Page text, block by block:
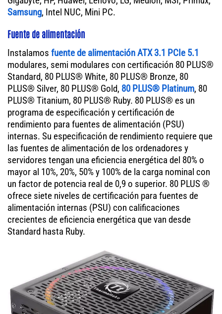
Samsung, Intel NUC, Mini PC.
Fuente de alimentación
Instalamos fuente de alimentación ATX 3.1 PCIe 5.1
modulares, semi modulares con certificación 80 PLUS®
Standard, 80 PLUS® White, 80 PLUS® Bronze, 80
PLUS® Silver, 80 PLUS® Gold, 80 PLUS® Platinum, 80
PLUS® Titanium, 80 PLUS® Ruby. 80 PLUS® es un
programa de especificación y certificación de
rendimiento para fuentes de alimentación (PSU)
internas. Su especificación de rendimiento requiere que
las fuentes de alimentación de los ordenadores y
servidores tengan una eficiencia energética del 80% o
mayor al 10%, 20%, 50% y 100% de la carga nominal con
un factor de potencia real de 0,9 o superior. 80 PLUS ®
ofrece siete niveles de certificación para fuentes de
alimentación internas (PSU) con calificaciones
crecientes de eficiencia energética que van desde
Standard hasta Ruby.